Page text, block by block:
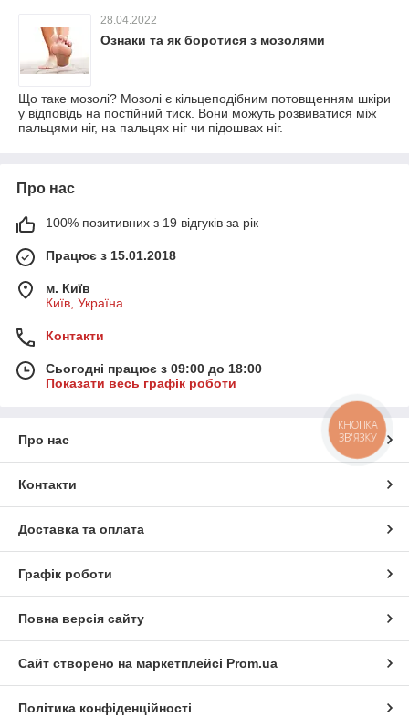
28.04.2022
Ознаки та як боротися з мозолями
Що таке мозолі? Мозолі є кільцеподібним потовщенням шкіри
у відповідь на постійний тиск. Вони можуть розвиватися між
пальцями ніг, на пальцях ніг чи підошвах ніг.
Про нас
100% позитивних з 19 відгуків за рік
Працює з 15.01.2018
м. Київ
Київ, Україна
Контакти
Сьогодні працює з 09:00 до 18:00
Показати весь графік роботи
Про нас
Контакти
Доставка та оплата
Графік роботи
Повна версія сайту
Сайт створено на маркетплейсі Prom.ua
Політика конфіденційності
КНОПКА
ЗВ'ЯЗКУ